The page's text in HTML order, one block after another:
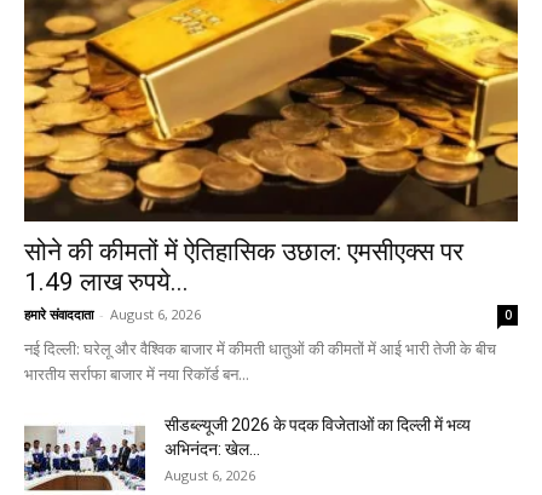
सोने की कीमतों में ऐतिहासिक उछाल: एमसीएक्स पर
1.49 लाख रुपये...
हमारे संवाददाता - August 6, 2026 0
नई दिल्ली: घरेलू और वैश्विक बाजार में कीमती धातुओं की कीमतों में आई भारी तेजी के बीच
भारतीय सर्राफा बाजार में नया रिकॉर्ड बन...
सीडब्ल्यूजी 2026 के पदक विजेताओं का दिल्ली में भव्य
अभिनंदन: खेल...
August 6, 2026